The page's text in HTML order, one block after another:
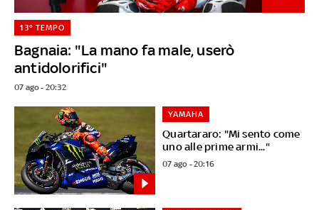
Bagnaia: "La mano fa male, userò
antidolorifici"
13° TEMPO
07 ago - 20:32
Quartararo: "Mi sento come
uno alle prime armi..."
YAMAHA
07 ago - 20:16